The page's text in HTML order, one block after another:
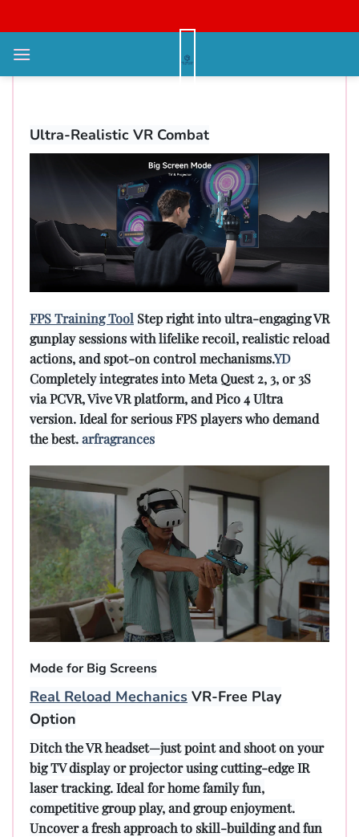
qua
nội
Onward Shooter Quest
Ultra-Realistic VR Combat
FPS Training Tool Step right into ultra-engaging VR
gunplay sessions with lifelike recoil, realistic reload
actions, and spot-on control mechanisms.YD
Completely integrates into Meta Quest 2, 3, or 3S
via PCVR, Vive VR platform, and Pico 4 Ultra
version. Ideal for serious FPS players who demand
the best.arfragrances
Mode for Big Screens
Real Reload Mechanics VR-Free Play
Option
Ditch the VR headset—just point and shoot on your
big TV display or projector using cutting-edge IR
laser tracking. Ideal for home family fun,
competitive group play, and group enjoyment.
Uncover a fresh approach to skill-building and fun